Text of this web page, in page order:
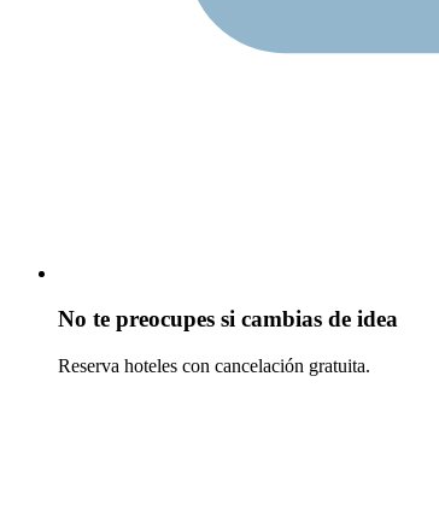
No te preocupes si cambias de idea
Reserva hoteles con cancelación gratuita.